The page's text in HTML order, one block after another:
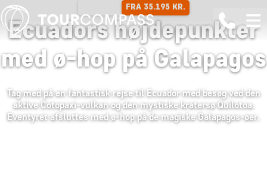
FRA 35.195 KR.
Ecuadors højdepunkter
med ø-hop på Galapagos
Tag med på en fantastisk rejse til Ecuador med besøg ved den
aktive Cotopaxi-vulkan og den mystiske kratersø Quilotoa.
Eventyret afsluttes med ø-hop på de magiske Galapagos-øer.